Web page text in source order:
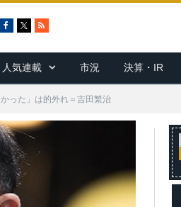
c
e
b
k
R
S
人気連載 市況 決算・IR
った」は的外れ＝吉田繁治